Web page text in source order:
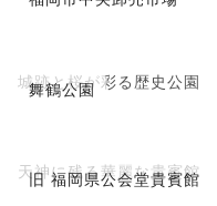
舞鶴公園
城跡と桜が彩る歴史公園
旧 福岡県公会堂貴賓館
天神に残る華麗な貴賓館